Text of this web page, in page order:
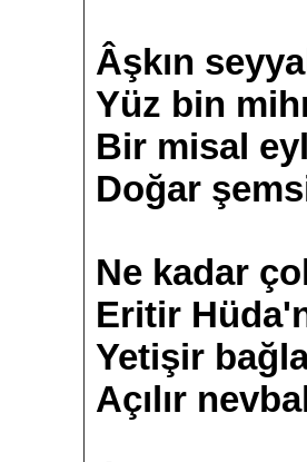
Âşkın
Yüz bin
Bir misal
Doğar
Ne kadar
Eritir
Yetişir
Açılır